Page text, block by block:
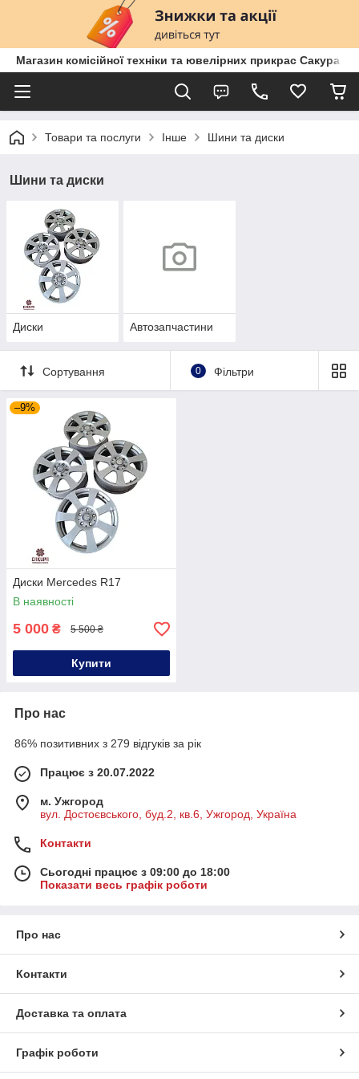
Магазин комісійної техніки та ювелірних прикрас Сакура
Товари та послуги Інше Шини та диски
Шини та диски
Диски Автозапчастини
Сортування 0 Фільтри
–9%
Диски Mercedes R17
В наявності
5 000 ₴ 5 500 ₴
Купити
Про нас
86% позитивних з 279 відгуків за рік
Працює з 20.07.2022
м. Ужгород
вул. Достоєвського, буд.2, кв.6, Ужгород, Україна
Контакти
Сьогодні працює з 09:00 до 18:00
Показати весь графік роботи
Про нас
Контакти
Доставка та оплата
Графік роботи